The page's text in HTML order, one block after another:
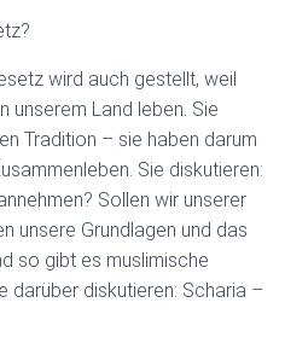
wird auch gestellt, weil
unserem Land leben. Sie
Tradition – sie haben darum
Sie diskutieren:
Sollen wir unserer
unsere Grundlagen und das
so gibt es muslimische
darüber diskutieren: Scharia –